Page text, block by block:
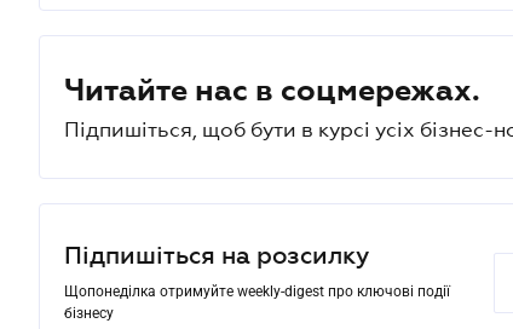
Читайте нас в соцмережах.
Підпишіться, щоб бути в курсі усіх бізнес-
Підпишіться на розсилку
Щопонеділка отримуйте weekly-digest про ключові події
бізнесу